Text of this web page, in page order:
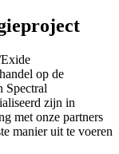
op de
Spectral
zijn in
met onze partners
manier uit te voeren